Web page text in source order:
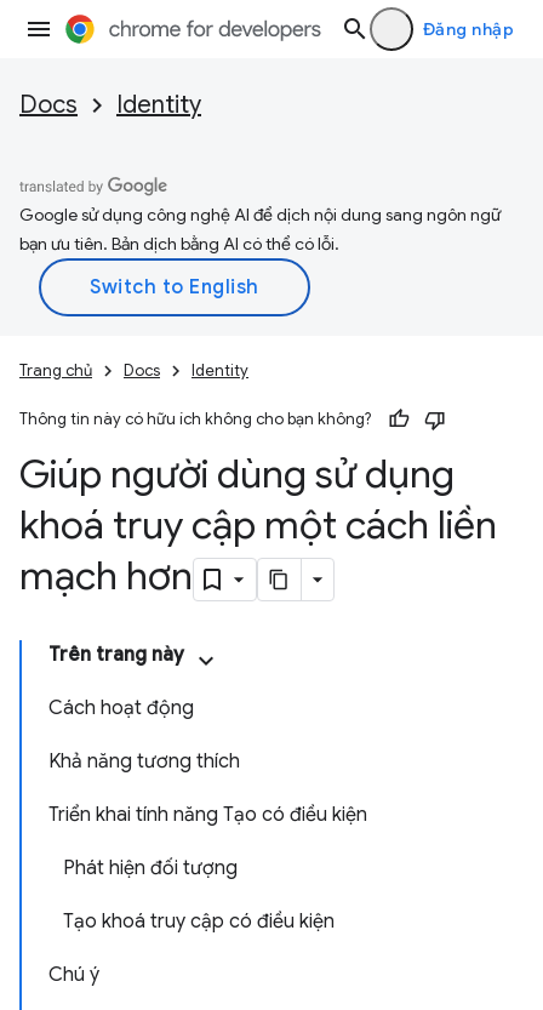
Đăng nhập
Docs Identity
Google sử dụng công nghệ AI để dịch nội dung sang ngôn ngữ
bạn ưu tiên. Bản dịch bằng AI có thể có lỗi.
Trang chủ Docs Identity
Thông tin này có hữu ích không cho bạn không?
Giúp người dùng sử dụng
khoá truy cập một cách liền
mạch hơn
Trên trang này
Cách hoạt động
Khả năng tương thích
Triển khai tính năng Tạo có điều kiện
Phát hiện đối tượng
Tạo khoá truy cập có điều kiện
Chú ý